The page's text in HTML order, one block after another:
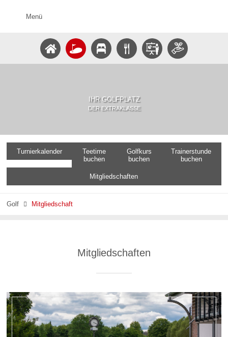
Menü
IHR GOLFPLATZ
DER EXTRAKLASSE
Turnierkalender
Teetime
buchen
Golfkurs
buchen
Trainerstunde
buchen
Mitgliedschaften
Golf  Mitgliedschaft
Mitgliedschaften